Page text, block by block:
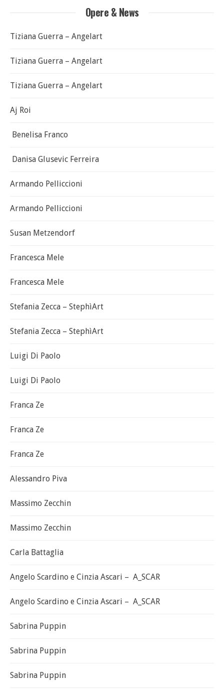
Opere & News
Tiziana Guerra – Angelart
Tiziana Guerra – Angelart
Tiziana Guerra – Angelart
Aj Roi
Benelisa Franco
Danisa Glusevic Ferreira
Armando Pelliccioni
Armando Pelliccioni
Susan Metzendorf
Francesca Mele
Francesca Mele
Stefania Zecca – StephìArt
Stefania Zecca – StephìArt
Luigi Di Paolo
Luigi Di Paolo
Franca Ze
Franca Ze
Franca Ze
Alessandro Piva
Massimo Zecchin
Massimo Zecchin
Carla Battaglia
Angelo Scardino e Cinzia Ascari – A_SCAR
Angelo Scardino e Cinzia Ascari – A_SCAR
Sabrina Puppin
Sabrina Puppin
Sabrina Puppin